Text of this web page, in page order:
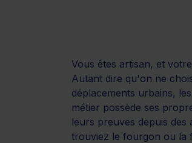
Vous êtes artisan, et
Autant dire qu'on ne
déplacements urbains,
métier possède ses
leurs preuves depuis
trouviez le fourgon ou la